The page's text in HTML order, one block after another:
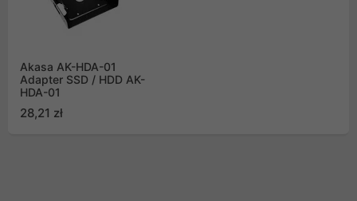
Akasa AK-HDA-01
Adapter SSD / HDD AK-
HDA-01
28,21 zł